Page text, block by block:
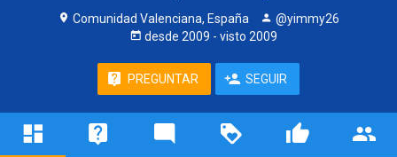
Comunidad Valenciana, España
@yimmy26
desde 2009 - visto 2009
PREGUNTAR SEGUIR